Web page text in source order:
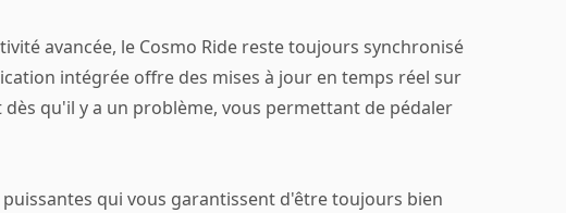
avancée, le Cosmo Ride reste toujours synchronisé
intégrée offre des mises à jour en temps réel sur
qu'il y a un problème, vous permettant de pédaler
puissantes qui vous garantissent d'être toujours bien